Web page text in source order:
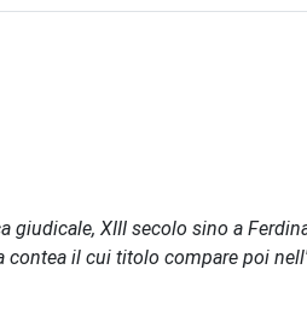
XIII secolo sino a
il cui titolo compare poi